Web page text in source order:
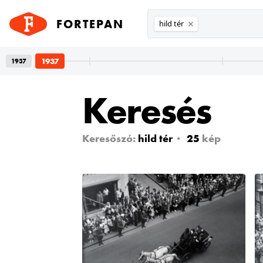
Keresés
Keresőszó: hild tér 25 kép
FORTEPAN hild tér
1937 1937